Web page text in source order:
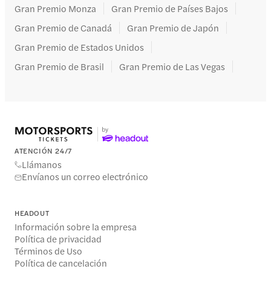
Gran Premio Monza
Gran Premio de Países Bajos
Gran Premio de Canadá
Gran Premio de Japón
Gran Premio de Estados Unidos
Gran Premio de Brasil
Gran Premio de Las Vegas
ATENCIÓN 24/7
Llámanos
Envíanos un correo electrónico
HEADOUT
Información sobre la empresa
Política de privacidad
Términos de Uso
Política de cancelación